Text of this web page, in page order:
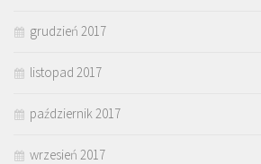
grudzień 2017
listopad 2017
październik 2017
wrzesień 2017